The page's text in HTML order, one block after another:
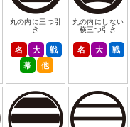
丸の内に三つ引
き
名 大
戦
幕
他
丸の内にしない
横三つ引き
名 大 戦